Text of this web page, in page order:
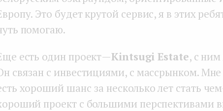
Это будет крутой сервис, я в этих
помогаю.
есть один проект —Kintsugi Estate, с
связан с инвестициями, с массрынком.
хороший шанс за несколько лет стать
проект с большими перспективами